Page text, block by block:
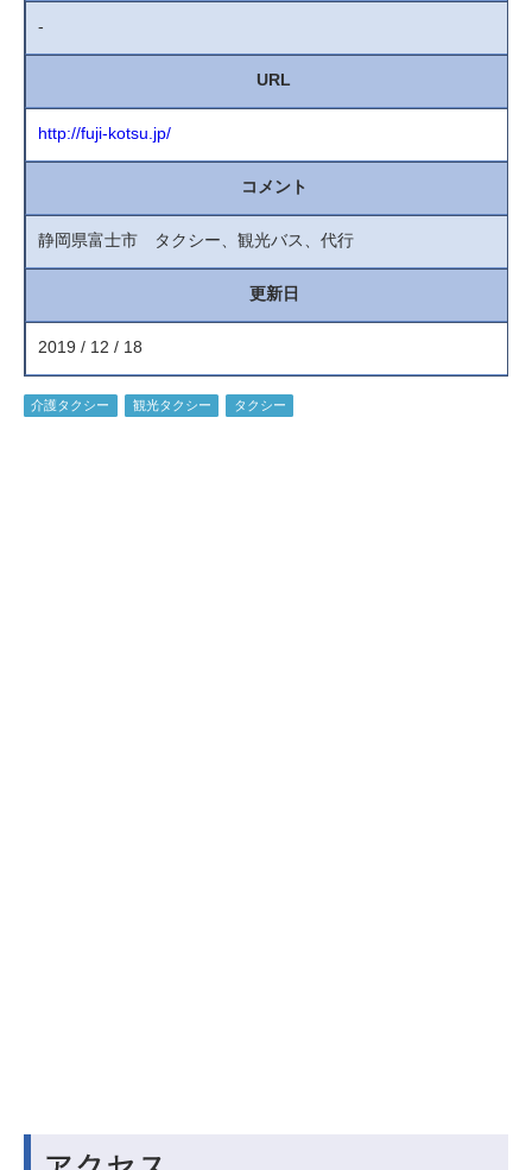
-
URL
http://fuji-kotsu.jp/
コメント
静岡県富士市 タクシー、観光バス、代行
更新日
2019 / 12 / 18
介護タクシー 観光タクシー タクシー